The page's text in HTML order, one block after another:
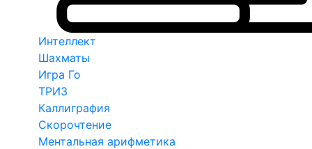
Интеллект
Шахматы
Игра Го
ТРИЗ
Каллиграфия
Скорочтение
Ментальная арифметика